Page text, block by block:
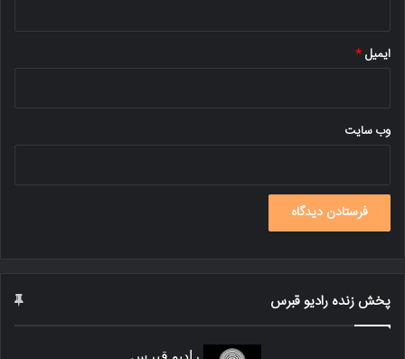
ایمیل*
وب‌ سایت
پخش زنده رادیو قبرس